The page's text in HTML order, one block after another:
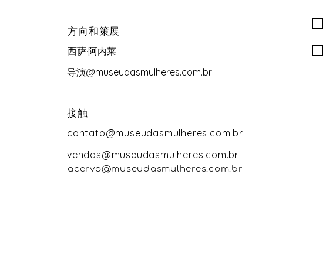
方向和策展
西萨·阿内莱
导演@museudasmulheres.com.br
接触
contato@museudasmulheres.com.br
vendas@museudasmulheres.com.br
acervo@museudasmulheres.com.br